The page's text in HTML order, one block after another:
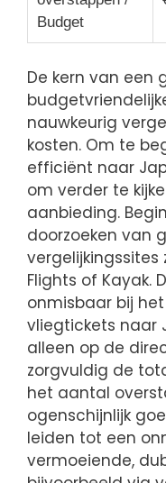
Budget
De kern van een
nauwkeurig
kosten. Om te
efficiënt naar
om verder te
aanbieding.
doorzoeken van
vergelijkingssites
Flights of Kayak.
onmisbaar bij
vliegtickets naar
alleen op de
zorgvuldig de
het aantal
ogenschijnlijk
leiden tot een
vermoeiende,